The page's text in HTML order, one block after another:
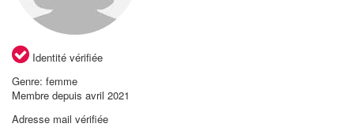
Identité vérifiée
Genre: femme
Membre depuis avril 2021
Adresse mail vérifiée